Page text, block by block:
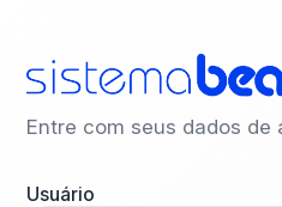
Entre com seus dados
Usuário